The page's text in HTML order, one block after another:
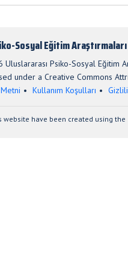
Sosyal Eğitim
Psiko-Sosyal Eğitim
under a Creative Commons
Kullanım Koşulları
have been created using the